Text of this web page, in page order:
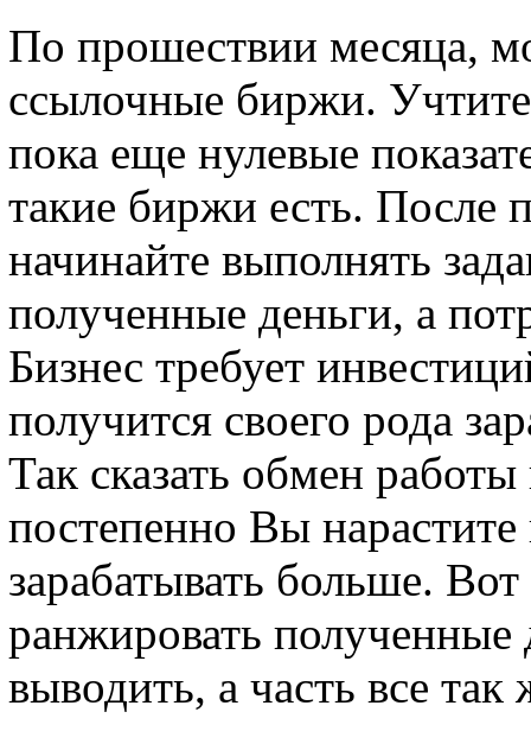
По прошествии месяца,
ссылочные биржи.
пока еще нулевые
такие биржи есть. После
начинайте выполнять
полученные деньги, а
Бизнес требует
получится своего рода
Так сказать обмен
постепенно Вы нарастите
зарабатывать больше.
ранжировать полученные
выводить, а часть все